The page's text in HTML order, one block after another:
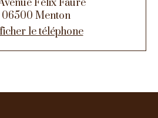
Félix Faure
06500 Menton
le téléphone